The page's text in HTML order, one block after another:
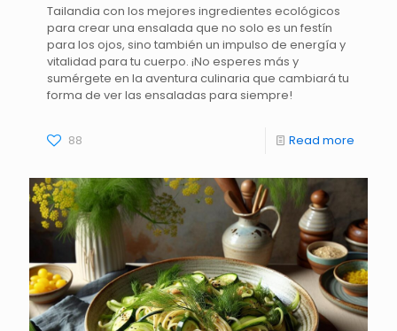
Tailandia con los mejores ingredientes ecológicos
para crear una ensalada que no solo es un festín
para los ojos, sino también un impulso de energía y
vitalidad para tu cuerpo. ¡No esperes más y
sumérgete en la aventura culinaria que cambiará tu
forma de ver las ensaladas para siempre!
88 Read more